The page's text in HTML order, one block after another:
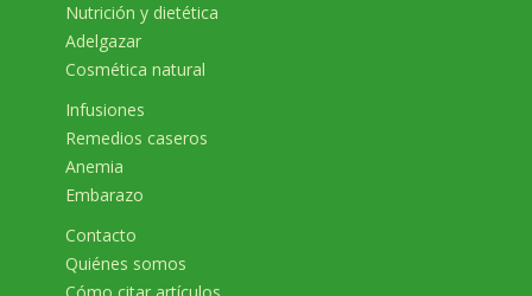
Nutrición y dietética
Adelgazar
Cosmética natural
Infusiones
Remedios caseros
Anemia
Embarazo
Contacto
Quiénes somos